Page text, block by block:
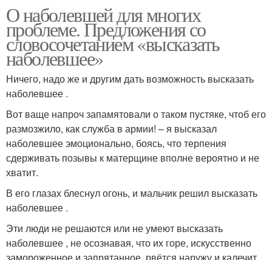
О наболевшей для многих
проблеме. Предложения со
словосочетанием «высказать
наболевшее»
Ничего, надо же и другим дать возможность высказать
наболевшее .
Вот ваще напроч запамятовали о таком пустяке, чтоб его
размозжило, как служба в армии! – я высказал
наболевшее эмоционально, боясь, что терпения
сдерживать позывы к матерщине вполне вероятно и не
хватит.
В его глазах блеснул огонь, и мальчик решил высказать
наболевшее .
Эти люди не решаются или не умеют высказать
наболевшее , не осознавая, что их горе, искусственно
замороженное и запрятанное, рвётся наружу и калечит